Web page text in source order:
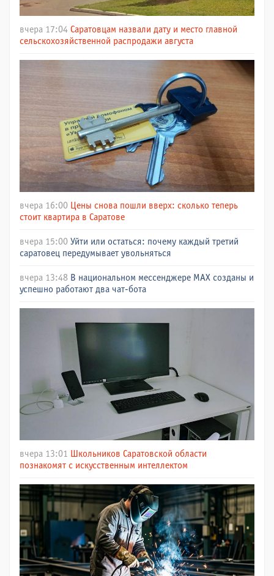
вчера 17:04 Саратовцам назвали дату и место главной
сельскохозяйственной распродажи августа
вчера 16:00 Цены снова пошли вверх: сколько теперь
стоит квартира в Саратове
вчера 15:00 Уйти или остаться: почему каждый третий
саратовец передумывает увольняться
вчера 13:48 В национальном мессенджере МАХ созданы и
успешно работают два чат-бота
вчера 13:01 Школьников Саратовской области
познакомят с искусственным интеллектом